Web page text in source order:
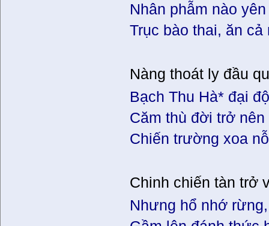
Nhân phẫm nào
Trục bào thai, ăn cả
Nàng thoát ly đầu
Bạch Thu Hà* đại
Căm thù đời trở
Chiến trường xoa
Chinh chiến tàn trở
Nhưng hổ nhớ